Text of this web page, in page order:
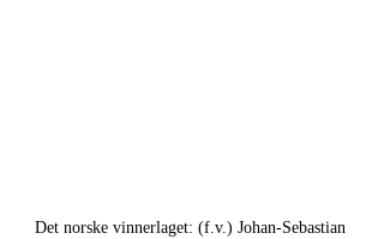
Det norske vinnerlaget: (f.v.) Johan-Sebastian